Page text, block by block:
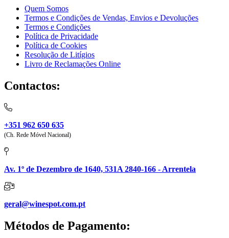
Quem Somos
Termos e Condições de Vendas, Envios e Devoluções
Termos e Condições
Política de Privacidade
Política de Cookies
Resolução de Litígios
Livro de Reclamações Online
Contactos:
+351 962 650 635
(Ch. Rede Móvel Nacional)
Av. 1º de Dezembro de 1640, 531A 2840-166 - Arrentela
geral@winespot.com.pt
Métodos de Pagamento: